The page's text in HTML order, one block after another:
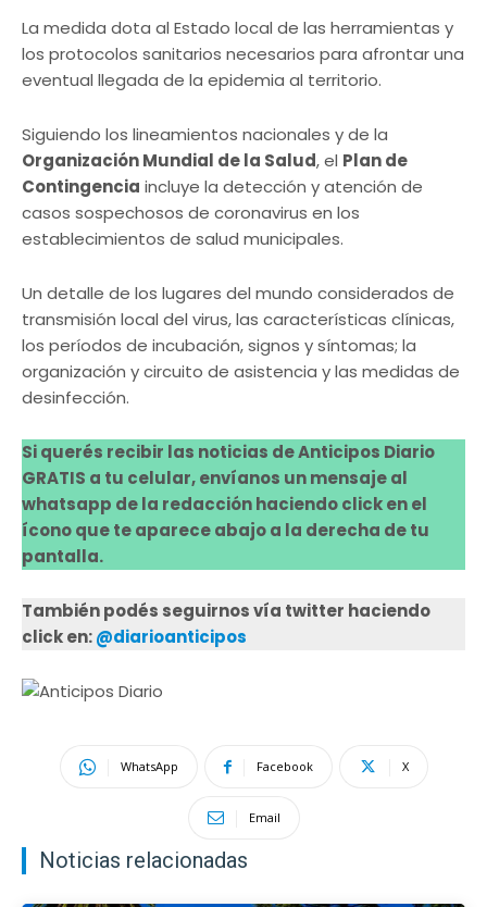
La medida dota al Estado local de las herramientas y
los protocolos sanitarios necesarios para afrontar una
eventual llegada de la epidemia al territorio.
Siguiendo los lineamientos nacionales y de la
Organización Mundial de la Salud, el Plan de
Contingencia incluye la detección y atención de
casos sospechosos de coronavirus en los
establecimientos de salud municipales.
Un detalle de los lugares del mundo considerados de
transmisión local del virus, las características clínicas,
los períodos de incubación, signos y síntomas; la
organización y circuito de asistencia y las medidas de
desinfección.
Si querés recibir las noticias de Anticipos Diario
GRATIS a tu celular, envíanos un mensaje al
whatsapp de la redacción haciendo click en el
ícono que te aparece abajo a la derecha de tu
pantalla.
También podés seguirnos vía twitter haciendo
click en:@diarioanticipos
WhatsApp Facebook X
Email
Noticias relacionadas